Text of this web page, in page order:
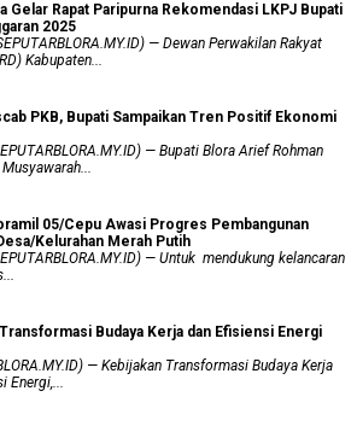
Gelar Rapat Paripurna Rekomendasi LKPJ Bupati
2025
— Dewan Perwakilan Rakyat
Kabupaten...
PKB, Bupati Sampaikan Tren Positif Ekonomi
— Bupati Blora Arief Rohman
05/Cepu Awasi Progres Pembangunan
Kelurahan Merah Putih
— Untuk mendukung kelancaran
Budaya Kerja dan Efisiensi Energi
— Kebijakan Transformasi Budaya Kerja
Energi,...